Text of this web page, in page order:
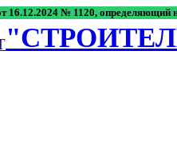
16.12.2024 № 1120,